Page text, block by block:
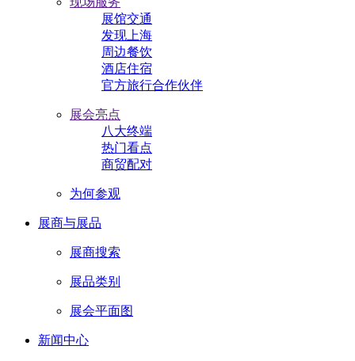
展馆交通
发现上海
周边餐饮
酒店住宿
官方旅行合作伙伴
展会亮点
八大终端
热门看点
商贸配对
为何参观
展商与展品
展商搜索
展品类别
展会平面图
新闻中心